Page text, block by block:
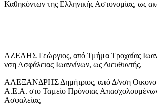
Καθηκόντων της Ελληνικής Αστυνομίας, ως
ΑΖΕΛΗΣ Γεώργιος, από Τμήμα Τροχαίας
νση Ασφάλειας Ιωαννίνων, ως Διευθυντής,
ΑΛΕΞΑΝΔΡΗΣ Δημήτριος, από Δ/νση
Α.Ε.Α. στο Ταμείο Πρόνοιας
Ασφαλείας,